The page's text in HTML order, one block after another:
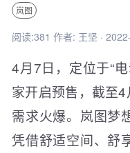
岚图
阅读:381 作者: 王坚 ·
4月7日，定位于“
家开启预售，截至
需求火爆。岚图梦
凭借舒适空间、舒